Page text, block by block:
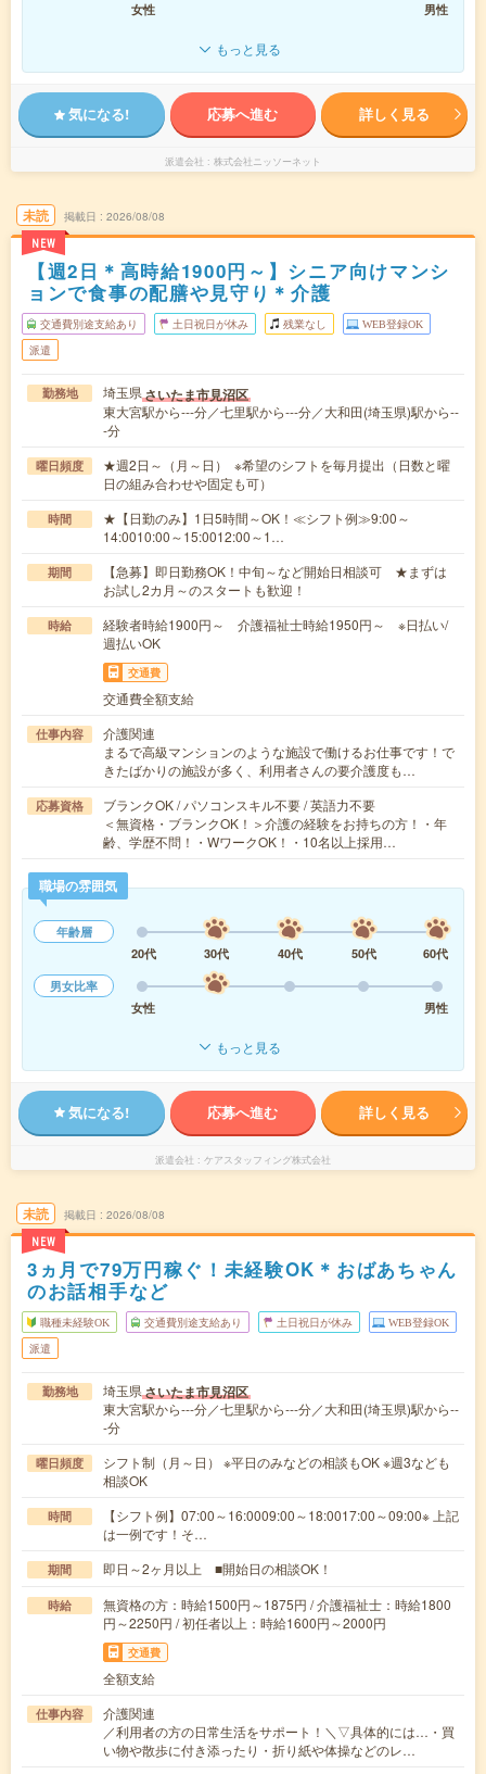
女性
男性
もっと見る
気になる! 応募へ進む 詳しく見る
派遣会社 株式会社ニッソーネット
未読
NEW
掲載日 2026/08/08
【週2日＊高時給1900円～】シニア向けマンシ
ョンで食事の配膳や見守り＊介護
交通費別途支給あり 土日祝日が休み 残業なし WEB登録OK
派遣
勤務地 埼玉県さいたま市見沼区
東大宮駅から---分／七里駅から---分／大和田(埼玉県)駅から--
-分
曜日頻度
★週2日～（月～日） ※希望のシフトを毎月提出（日数と曜
日の組み合わせや固定も可）
時間
★【日勤のみ】1日5時間～OK！≪シフト例≫9:00～
14:0010:00～15:0012:00～1…
期間
【急募】即日勤務OK！中旬～など開始日相談可 ★まずは
お試し2カ月～のスタートも歓迎！
時給
経験者時給1900円～ 介護福祉士時給1950円～ ※日払い/
週払いOK
交通費
交通費全額支給
仕事内容
介護関連
まるで高級マンションのような施設で働けるお仕事です！で
きたばかりの施設が多く、利用者さんの要介護度も…
応募資格
ブランクOK / パソコンスキル不要 / 英語力不要
＜無資格・ブランクOK！＞介護の経験をお持ちの方！・年
齢、学歴不問！・WワークOK！・10名以上採用…
職場の雰囲気
年齢層
20代
30代 40代 50代
60代
男女比率
女性
男性
もっと見る
気になる! 応募へ進む 詳しく見る
派遣会社 ケアスタッフィング株式会社
未読
NEW
掲載日 2026/08/08
3ヵ月で79万円稼ぐ！未経験OK＊おばあちゃん
のお話相手など
職種未経験OK 交通費別途支給あり 土日祝日が休み WEB登録OK
派遣
勤務地 埼玉県さいたま市見沼区
東大宮駅から---分／七里駅から---分／大和田(埼玉県)駅から--
-分
曜日頻度
シフト制（月～日） ※平日のみなどの相談もOK ※週3なども
相談OK
時間
【シフト例】07:00～16:0009:00～18:0017:00～09:00※ 上記
は一例です！そ…
期間 即日～2ヶ月以上 ■開始日の相談OK！
時給
無資格の方：時給1500円～1875円 / 介護福祉士：時給1800
円～2250円 / 初任者以上：時給1600円～2000円
交通費
全額支給
仕事内容
介護関連
／利用者の方の日常生活をサポート！＼▽具体的には…・買
い物や散歩に付き添ったり・折り紙や体操などのレ…